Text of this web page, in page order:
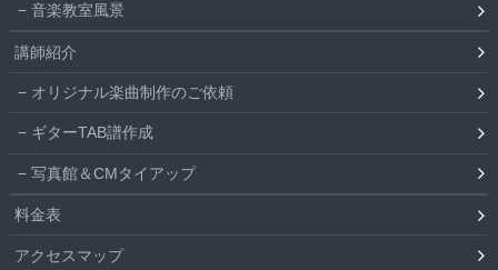
音楽教室風景
講師紹介
オリジナル楽曲制作のご依頼
ギターTAB譜作成
写真館＆CMタイアップ
料金表
アクセスマップ